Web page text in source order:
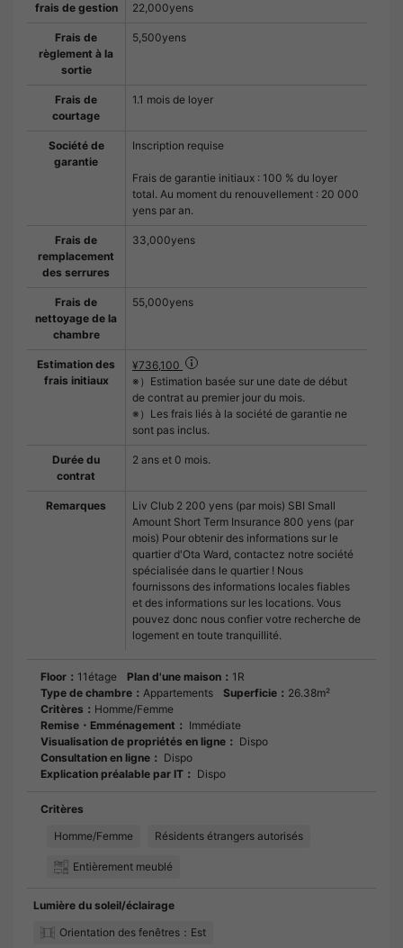
frais de gestion 22,000yens
Frais de
règlement à la
sortie
5,500yens
Frais de
courtage
1.1 mois de loyer
Société de
garantie
Inscription requise
Frais de garantie initiaux : 100 % du loyer
total. Au moment du renouvellement : 20 000
yens par an.
Frais de
remplacement
des serrures
33,000yens
Frais de
nettoyage de la
chambre
55,000yens
Estimation des
frais initiaux
¥736,100
※）Estimation basée sur une date de début
de contrat au premier jour du mois.
※）Les frais liés à la société de garantie ne
sont pas inclus.
Durée du
contrat
2 ans et 0 mois.
Remarques
Liv Club 2 200 yens (par mois) SBI Small
Amount Short Term Insurance 800 yens (par
mois) Pour obtenir des informations sur le
quartier d'Ota Ward, contactez notre société
spécialisée dans le quartier ! Nous
fournissons des informations locales fiables
et des informations sur les locations. Vous
pouvez donc nous confier votre recherche de
logement en toute tranquillité.
Floor： 11étage Plan d'une maison： 1R
Type de chambre： Appartements Superficie： 26.38m²
Critères： Homme/Femme
Remise・Emménagement： Immédiate
Visualisation de propriétés en ligne： Dispo
Consultation en ligne： Dispo
Explication préalable par IT： Dispo
Critères
Homme/Femme
Résidents étrangers autorisés
Entièrement meublé
Lumière du soleil/éclairage
Orientation des fenêtres：Est